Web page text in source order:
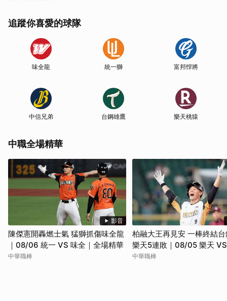
追蹤你喜愛的球隊
味全龍 統一獅 富邦悍將
中信兄弟 台鋼雄鷹 樂天桃猿
中職全場精華
影音
陳傑憲開轟燃士氣 猛獅抓傷味全龍
｜08/06 統一 VS 味全｜全場精華
中華職棒
柏融大王再見安 一棒終結
樂天5連敗｜08/05 樂天
｜全場精華
中華職棒